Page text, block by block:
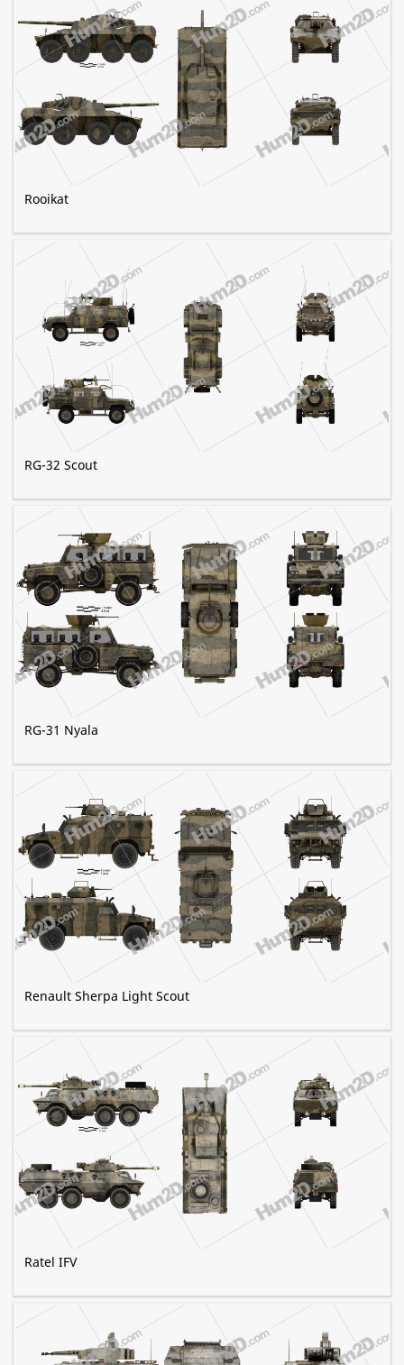
Rooikat
RG-32 Scout
RG-31 Nyala
Renault Sherpa Light Scout
Ratel IFV